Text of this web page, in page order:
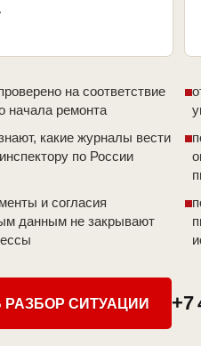
на соответствие
начала ремонта
какие журналы вести
по России
и согласия
данным не закрывают
РАЗБОР СИТУАЦИИ +7